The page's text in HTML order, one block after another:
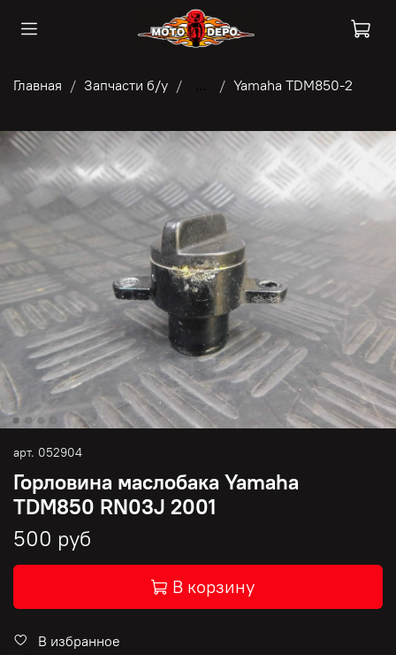
Главная Запчасти б/у Yamaha TDM850-2
арт. 052904
Горловина маслобака Yamaha
TDM850 RN03J 2001
500 руб
В корзину
В избранное